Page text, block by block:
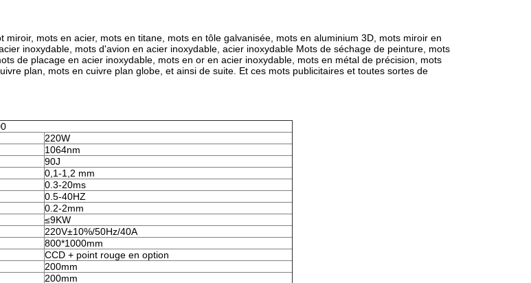
mots en acier, mots en titane, mots en tôle galvanisée, mots en aluminium 3D, mots miroir en
inoxydable, mots d'avion en acier inoxydable, acier inoxydable Mots de séchage de peinture, mots
de placage en acier inoxydable, mots en or en acier inoxydable, mots en métal de précision, mots
plan, mots en cuivre plan globe, et ainsi de suite. Et ces mots publicitaires et toutes sortes de
220W
1064nm
90J
0,1-1,2 mm
0.3-20ms
0.5-40HZ
0.2-2mm
≤9KW
220V±10%/50Hz/40A
800*1000mm
CCD + point rouge en option
200mm
200mm